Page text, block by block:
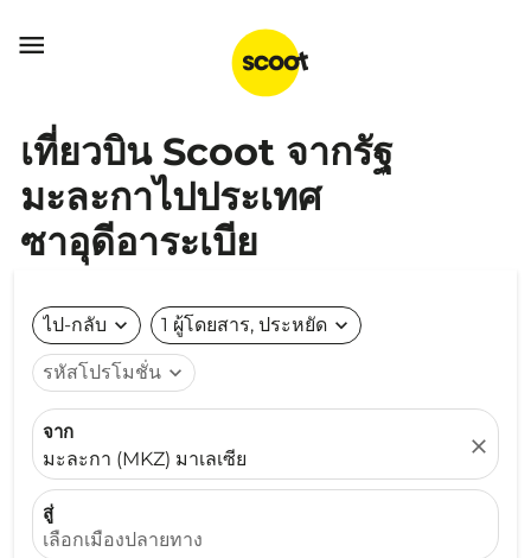

เที่ยวบิน Scoot จากรัฐ
มะละกาไปประเทศ
ซาอุดีอาระเบีย
ไป-กลับ expand_more 1 ผู้โดยสาร, ประหยัด expand_more
รหัสโปรโมชั่น expand_more
จาก
มะละกา (MKZ) มาเลเซีย
close
สู่
เลือกเมืองปลายทาง